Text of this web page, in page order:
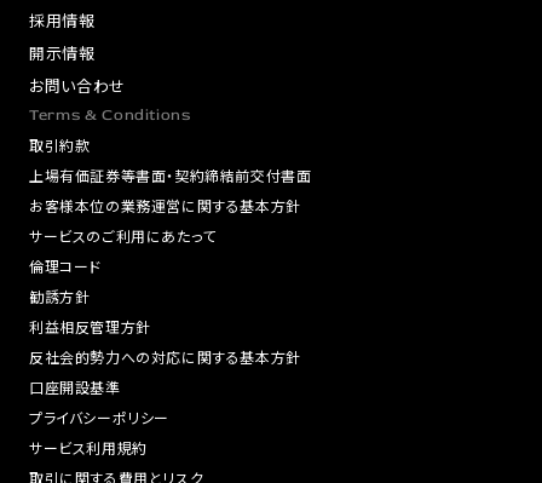
採用情報
開示情報
お問い合わせ
Terms & Conditions
取引約款
上場有価証券等書面・契約締結前交付書面
お客様本位の業務運営に関する基本方針
サービスのご利用にあたって
倫理コード
勧誘方針
利益相反管理方針
反社会的勢力への対応に関する基本方針
口座開設基準
プライバシーポリシー
サービス利用規約
取引に関する費用とリスク